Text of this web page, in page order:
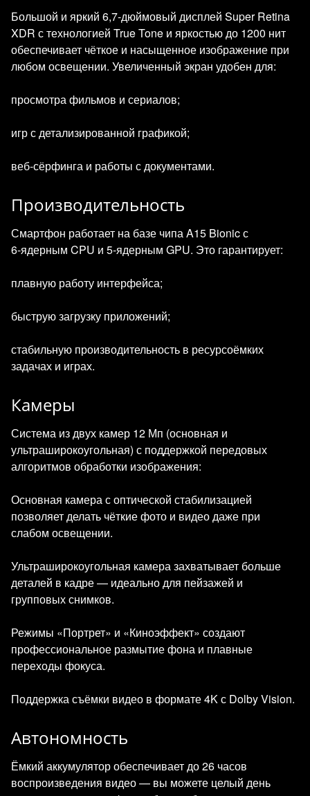
Большой и яркий 6,7‑дюймовый дисплей Super Retina
XDR с технологией True Tone и яркостью до 1200 нит
обеспечивает чёткое и насыщенное изображение при
любом освещении. Увеличенный экран удобен для:
просмотра фильмов и сериалов;
игр с детализированной графикой;
веб‑сёрфинга и работы с документами.
Производительность
Смартфон работает на базе чипа A15 Bionic с
6‑ядерным CPU и 5‑ядерным GPU. Это гарантирует:
плавную работу интерфейса;
быструю загрузку приложений;
стабильную производительность в ресурсоёмких
задачах и играх.
Камеры
Система из двух камер 12 Мп (основная и
ультраширокоугольная) с поддержкой передовых
алгоритмов обработки изображения:
Основная камера с оптической стабилизацией
позволяет делать чёткие фото и видео даже при
слабом освещении.
Ультраширокоугольная камера захватывает больше
деталей в кадре — идеально для пейзажей и
групповых снимков.
Режимы «Портрет» и «Киноэффект» создают
профессиональное размытие фона и плавные
переходы фокуса.
Поддержка съёмки видео в формате 4K с Dolby Vision.
Автономность
Ёмкий аккумулятор обеспечивает до 26 часов
воспроизведения видео — вы можете целый день